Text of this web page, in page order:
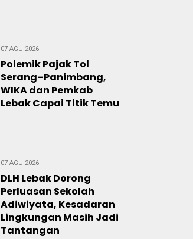
07 AGU 2026
Polemik Pajak Tol
Serang–Panimbang,
WIKA dan Pemkab
Lebak Capai Titik Temu
07 AGU 2026
DLH Lebak Dorong
Perluasan Sekolah
Adiwiyata, Kesadaran
Lingkungan Masih Jadi
Tantangan